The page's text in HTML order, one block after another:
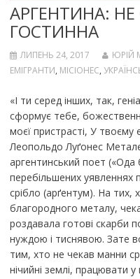
АРГЕНТИНА: НЕ
ГОСТИННА
ЛИПЕНЬ 24, 2017 ЮРІЙ
ЕМІГРАНТИ, МІСІОНЕС,
«І ти серед інших, так,
сформує тебе,
моєї пристрасті, У твоєму
Леопольдо Луґонес
аргентинський поет («Ода
перебільшених уявленнях
срібло (арґентум). На тих,
благородного металу,
роздавала готові скарби
нуждою і тиснявою. Зате
тим, хто не чекав манни
нічийні землі, працювати у